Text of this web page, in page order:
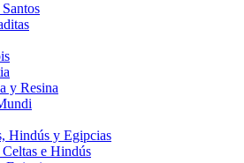
y Resina
Hindús y Egipcias
e Hindús